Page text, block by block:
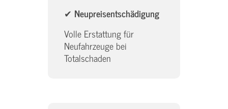
✔ Neupreisentschädigung
Volle Erstattung für
Neufahrzeuge bei
Totalschaden